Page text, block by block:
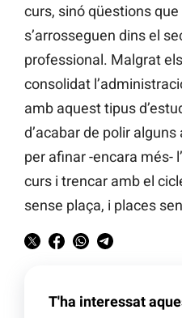
curs, sinó qüestions
s’arrosseguen dins el
professional. Malgrat
consolidat
amb aquest tipus
d’acabar de polir
per afinar -encara més-
curs i trencar amb el
sense plaça, i places
T'ha interessat